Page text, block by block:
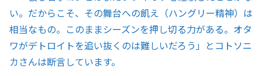
い。だからこそ、その舞台への飢え（ハングリー精神）は
相当なもの。このままシーズンを押し切る力がある。オタ
ワがデトロイトを追い抜くのは難しいだろう」とコトソニ
カさんは断言しています。